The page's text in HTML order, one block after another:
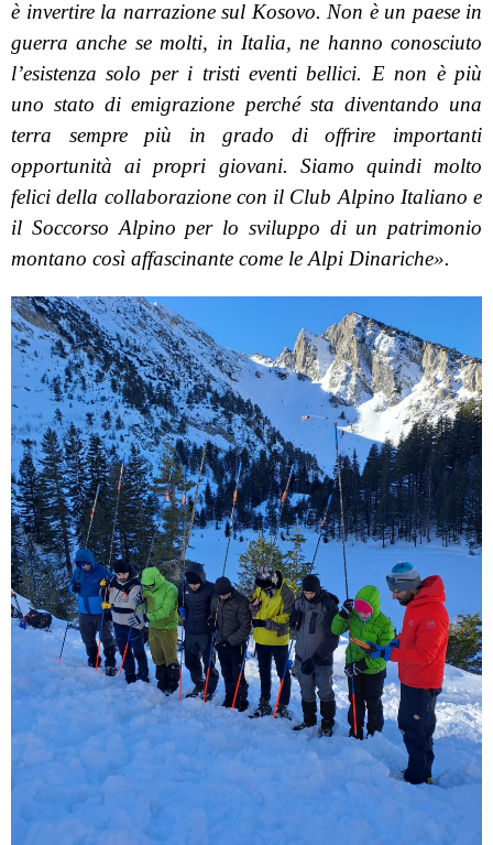
è invertire la narrazione sul Kosovo. Non è un paese in
guerra anche se molti, in Italia, ne hanno conosciuto
l’esistenza solo per i tristi eventi bellici. E non è più
uno stato di emigrazione perché sta diventando una
terra sempre più in grado di offrire importanti
opportunità ai propri giovani. Siamo quindi molto
felici della collaborazione con il Club Alpino Italiano e
il Soccorso Alpino per lo sviluppo di un patrimonio
montano così affascinante come le Alpi Dinariche».